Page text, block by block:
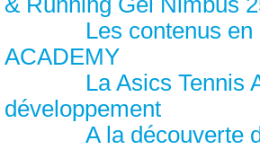
Les contenus
ACADEMY
La Asics Tennis
développement
A la découverte